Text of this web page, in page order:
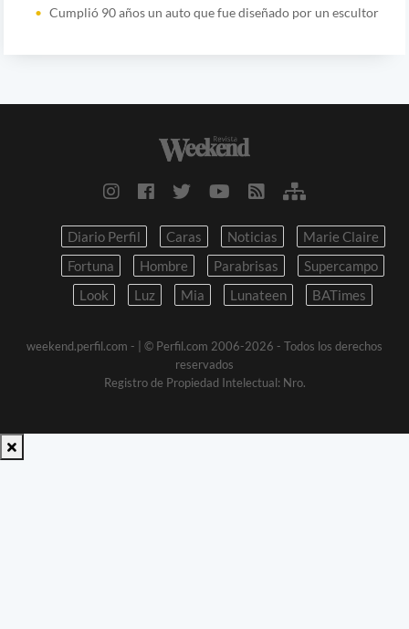
Cumplió 90 años un auto que fue diseñado por un escultor
Diario Perfil Caras Noticias
Marie Claire
Fortuna
Hombre Parabrisas
Supercampo
Look
Luz Mia Lunateen BATimes
weekend.perfil.com -
| © Perfil.com 2006-2026 - Todos los derechos
reservados
Registro de Propiedad Intelectual: Nro.